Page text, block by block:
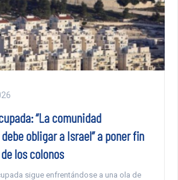
“La comunidad
obligar a Israel” a poner fin
los colonos
sigue enfrentándose a una ola de